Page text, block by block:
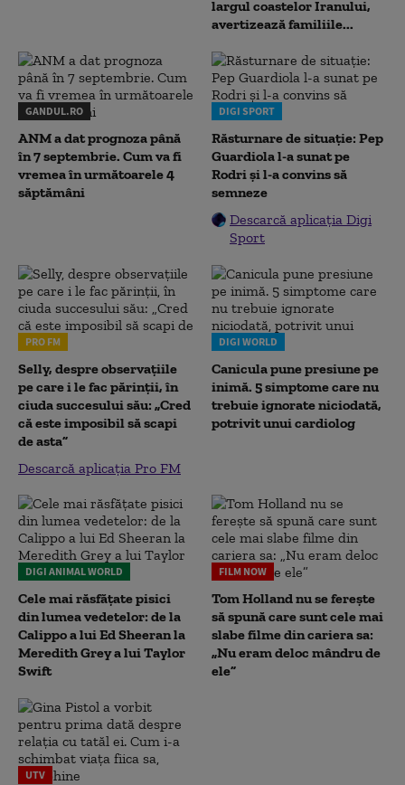
largul coastelor Iranului,
avertizează familiile...
GANDUL.RO
ANM a dat prognoza până
în 7 septembrie. Cum va fi
vremea în următoarele 4
săptămâni
DIGI SPORT
Răsturnare de situație: Pep
Guardiola l-a sunat pe
Rodri și l-a convins să
semneze
Descarcă aplicația Digi
Sport
PRO FM
Selly, despre observațiile
pe care i le fac părinții, în
ciuda succesului său: „Cred
că este imposibil să scapi
de asta”
Descarcă aplicația Pro FM
DIGI WORLD
Canicula pune presiune pe
inimă. 5 simptome care nu
trebuie ignorate niciodată,
potrivit unui cardiolog
DIGI ANIMAL WORLD
Cele mai răsfățate pisici
din lumea vedetelor: de la
Calippo a lui Ed Sheeran la
Meredith Grey a lui Taylor
Swift
FILM NOW
Tom Holland nu se ferește
să spună care sunt cele mai
slabe filme din cariera sa:
„Nu eram deloc mândru de
ele”
UTV